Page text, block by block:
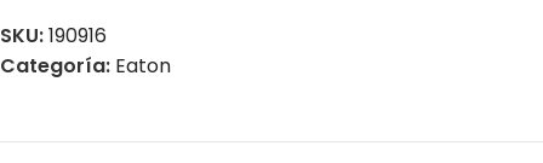
SKU:190916
Categoría: Eaton